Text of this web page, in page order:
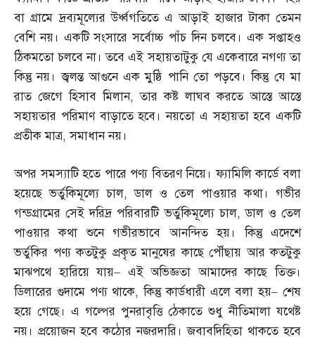
বা গ্রামে দ্রব্যমূল্যের উর্ধ্বগতিতে এ আড়াই হাজার টাকা তেমন
বেশি নয়। একটি সংসারে সর্বোচ্চ পাঁচ দিন চলবে। এক সপ্তাহও
ঠিকমতো চলবে না। তবে এই সহায়তাটুকু যে একেবারে নগণ্য তা
কিন্তু নয়। জ্বলন্ত আগুনে এক মুষ্ঠি পানি তো পড়বে। কিন্তু যে মা
রাত জেগে হিসাব মিলান,তার কষ্ট লাঘব করতে আস্তে আস্তে
সহায়তার পরিমাণ বাড়াতে হবে। নয়তো এ সহায়তা হবে একটি
প্রতীক মাত্র,সমাধান নয়।
অপর সমস্যাটি হতে পারে পণ্য বিতরণ নিয়ে। ফ্যামিলি কার্ডে বলা
হয়েছে ভর্তুকিমূল্যে চাল,ডাল ও তেল পাওয়ার কথা। গভীর
গন্ডগ্রামের সেই দরিদ্র পরিবারটি ভর্তুকিমূল্যে চাল,ডাল ও তেল
পাওয়ার কথা শুনে গভীরভাবে আনন্দিত হয়। কিন্তু এদেশে
ভর্তুকির পণ্য কতটুকু প্রকৃত মানুষের কাছে পৌঁছায় আর কতটুকু
মাঝপথে হারিয়ে যায়– এই অভিজ্ঞতা আমাদের কাছে তিক্ত।
ডিলারের গুদামে পণ্য থাকে,কিন্তু কার্ডধারী এলে বলা হয়–শেষ
হয়ে গেছে। এ গল্পের পুনরাবৃত্তি ঠেকাতে শুধু নীতিমালা যথেষ্ট
নয়। প্রয়োজন হবে কঠোর নজরদারি। জবাবদিহিতা থাকতে হবে